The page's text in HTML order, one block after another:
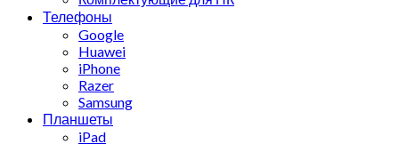
Телефоны
Google
Huawei
iPhone
Razer
Samsung
Планшеты
iPad